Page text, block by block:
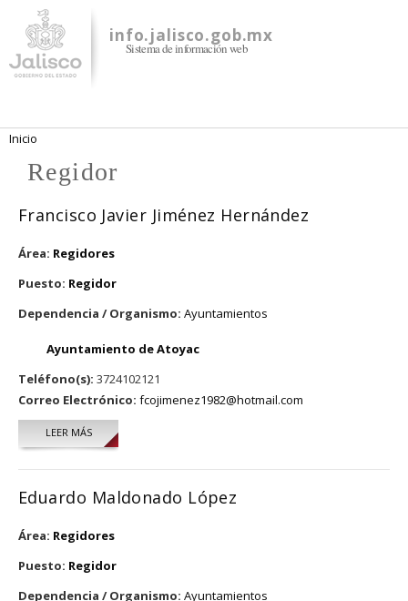
contenido
principal
info.jalisco.gob.mx
Sistema de información web
Se encuentra usted aquí
Inicio
Regidor
Francisco Javier Jiménez Hernández
Área: Regidores
Puesto: Regidor
Dependencia / Organismo: Ayuntamientos
Ayuntamiento de Atoyac
Teléfono(s): 3724102121
Correo Electrónico: fcojimenez1982@hotmail.com
LEER MÁSSOBRE FRANCISCO JAVIER JIMÉNEZ HERNÁNDEZ
Eduardo Maldonado López
Área: Regidores
Puesto: Regidor
Dependencia / Organismo: Ayuntamientos